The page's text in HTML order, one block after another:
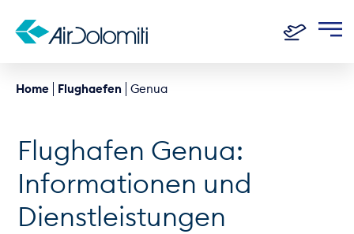
Home Flughaefen Genua
Flughafen Genua:
Informationen und
Dienstleistungen